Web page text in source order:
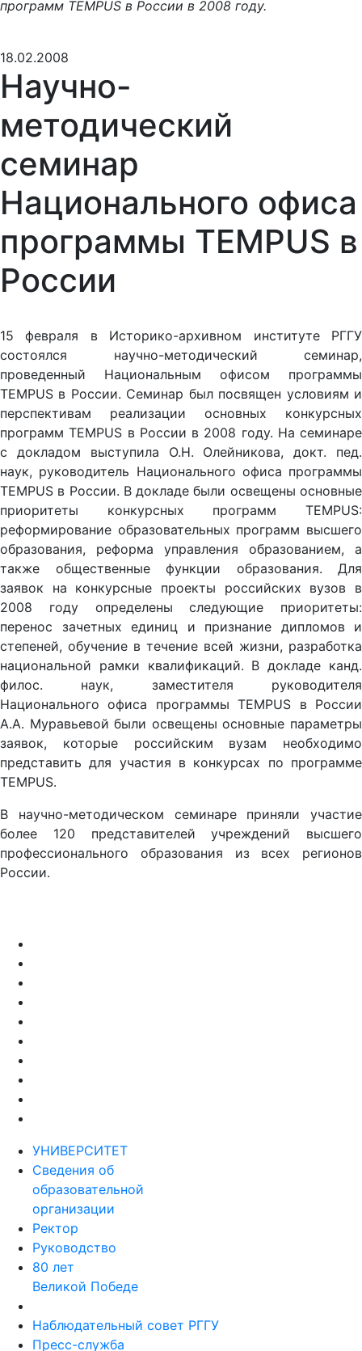
программ TEMPUS в России в 2008 году.
18.02.2008
Научно-
методический
семинар
Национального офиса
программы TEMPUS в
России
15 февраля в Историко-архивном институте РГГУ
состоялся научно-методический семинар,
проведенный Национальным офисом программы
TEMPUS в России. Семинар был посвящен условиям и
перспективам реализации основных конкурсных
программ TEMPUS в России в 2008 году. На семинаре
с докладом выступила О.Н. Олейникова, докт. пед.
наук, руководитель Национального офиса программы
TEMPUS в России. В докладе были освещены основные
приоритеты конкурсных программ TEMPUS:
реформирование образовательных программ высшего
образования, реформа управления образованием, а
также общественные функции образования. Для
заявок на конкурсные проекты российских вузов в
2008 году определены следующие приоритеты:
перенос зачетных единиц и признание дипломов и
степеней, обучение в течение всей жизни, разработка
национальной рамки квалификаций. В докладе канд.
филос. наук, заместителя руководителя
Национального офиса программы TEMPUS в России
А.А. Муравьевой были освещены основные параметры
заявок, которые российским вузам необходимо
представить для участия в конкурсах по программе
TEMPUS.
В научно-методическом семинаре приняли участие
более 120 представителей учреждений высшего
профессионального образования из всех регионов
России.
УНИВЕРСИТЕТ
Сведения об
образовательной
организации
Ректор
Руководство
80 лет
Великой Победе
Наблюдательный совет РГГУ
Пресс-служба